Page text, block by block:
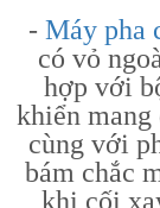
- Máy pha
có vỏ
hợp với
khiển mang
cùng với
bám chắc
khi cối